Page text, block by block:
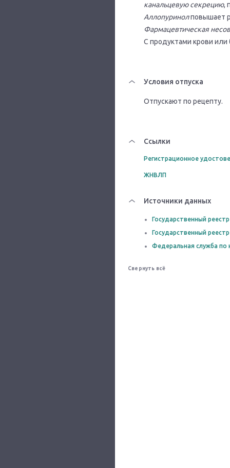
канальцевую секрецию,
Аллопуринолповышает
Фармацевтическая
С продуктами крови
Условия отпуска
Отпускают по рецепту.
Ссылки
Регистрационное
ЖНВЛП
Источники данных
Государственный
Государственный
Федеральная служба по
Свернуть всё